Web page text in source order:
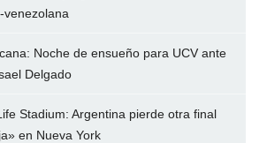
venezolana
Noche de ensueño para UCV ante
Delgado
Stadium: Argentina pierde otra final
en Nueva York